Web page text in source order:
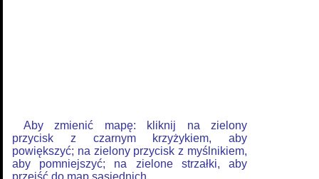
Aby zmienić mapę: kliknij na zielony
przycisk z czarnym krzyżykiem, aby
powiększyć; na zielony przycisk z myślnikiem,
aby pomniejszyć; na zielone strzałki, aby
przejść do map sąsiednich.